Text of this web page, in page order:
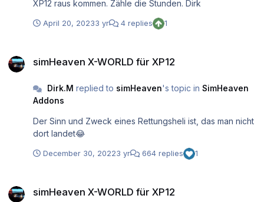
XP12 raus kommen. Zähle die Stunden. Dirk
April 20, 20233 yr 4 replies 1
simHeaven X-WORLD für XP12
Dirk.M replied to simHeaven's topic in SimHeaven
Addons
Der Sinn und Zweck eines Rettungsheli ist, das man nicht
dort landet😂
December 30, 20223 yr 664 replies 1
simHeaven X-WORLD für XP12